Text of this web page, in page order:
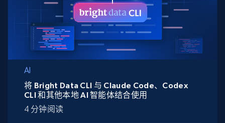
AI
将 Bright Data CLI 与 Claude Code、Codex
CLI 和其他本地 AI 智能体结合使用
4 分钟阅读